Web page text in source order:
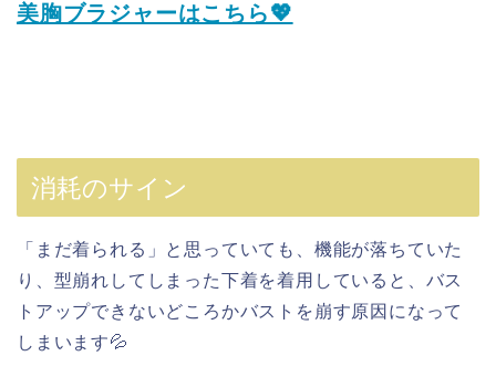
美胸ブラジャーはこちら💖
消耗のサイン
「まだ着られる」と思っていても、機能が落ちていた
り、型崩れしてしまった下着を着用していると、バス
トアップできないどころかバストを崩す原因になって
しまいます💦